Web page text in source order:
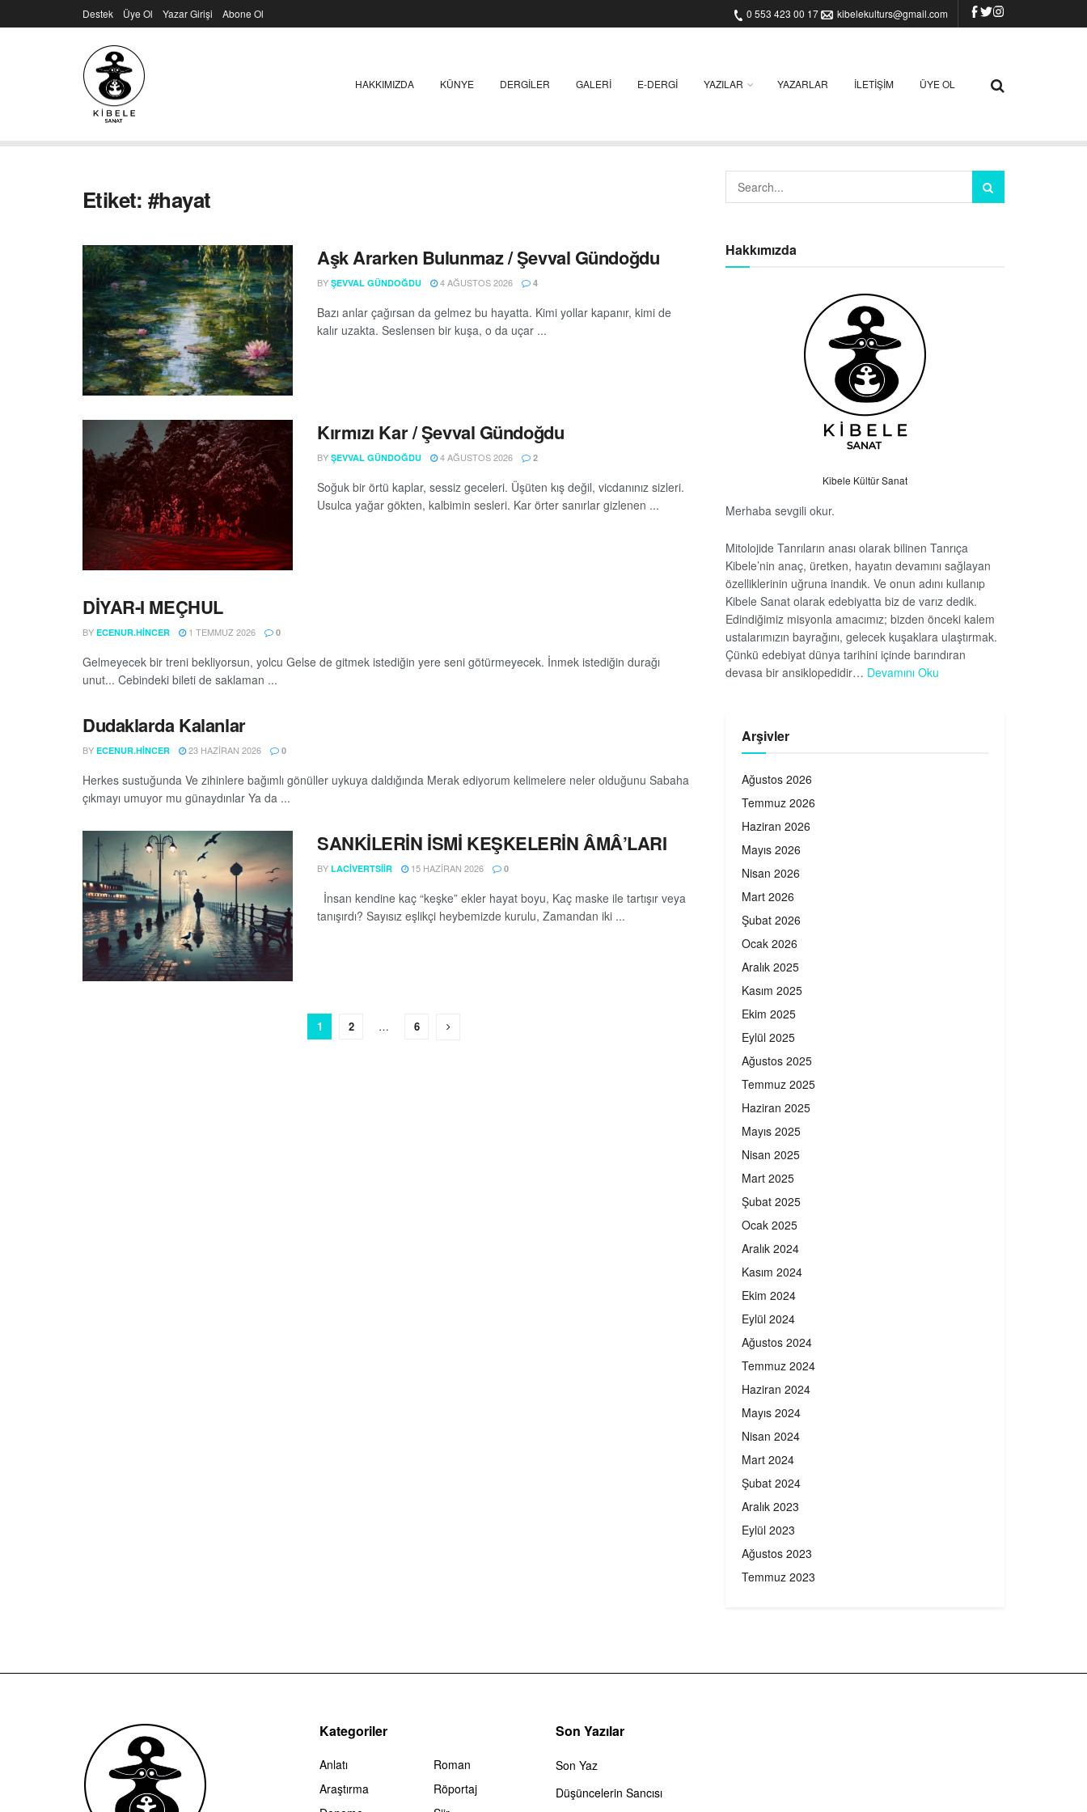
Destek Üye Ol Yazar Girişi Abone Ol 0 553 423 00 17 kibelekulturs@gmail.com
HAKKIMIZDA KÜNYE DERGILER GALERI E-DERGI YAZILAR YAZARLAR İLETIŞIM ÜYE OL
Etiket: #hayat
Aşk Ararken Bulunmaz / Şevval Gündoğdu
BY ŞEVVAL GÜNDOĞDU 4 AĞUSTOS 2026 4
Bazı anlar çağırsan da gelmez bu hayatta. Kimi yollar kapanır, kimi de
kalır uzakta. Seslensen bir kuşa, o da uçar ...
Kırmızı Kar / Şevval Gündoğdu
BY ŞEVVAL GÜNDOĞDU 4 AĞUSTOS 2026 2
Soğuk bir örtü kaplar, sessiz geceleri. Üşüten kış değil, vicdanınız sizleri.
Usulca yağar gökten, kalbimin sesleri. Kar örter sanırlar gizlenen ...
DİYAR-I MEÇHUL
BY ECENUR.HINCER 1 TEMMUZ 2026 0
Gelmeyecek bir treni bekliyorsun, yolcu Gelse de gitmek istediğin yere seni götürmeyecek. İnmek istediğin durağı
unut... Cebindeki bileti de saklaman ...
Dudaklarda Kalanlar
BY ECENUR.HINCER 23 HAZIRAN 2026 0
Herkes sustuğunda Ve zihinlere bağımlı gönüller uykuya daldığında Merak ediyorum kelimelere neler olduğunu Sabaha
çıkmayı umuyor mu günaydınlar Ya da ...
SANKİLERİN İSMİ KEŞKELERİN ÂMÂ’LARI
BY LACIVERTSIIR 15 HAZIRAN 2026 0
İnsan kendine kaç “keşke” ekler hayat boyu, Kaç maske ile tartışır veya
tanışırdı? Sayısız eşlikçi heybemizde kurulu, Zamandan iki ...
1 2 … 6
Hakkımızda
Kibele Kültür Sanat
Merhaba sevgili okur.
Mitolojide Tanrıların anası olarak bilinen Tanrıça
Kibele’nin anaç, üretken, hayatın devamını sağlayan
özelliklerinin uğruna inandık. Ve onun adını kullanıp
Kibele Sanat olarak edebiyatta biz de varız dedik.
Edindiğimiz misyonla amacımız; bizden önceki kalem
ustalarımızın bayrağını, gelecek kuşaklara ulaştırmak.
Çünkü edebiyat dünya tarihini içinde barındıran
devasa bir ansiklopedidir… Devamını Oku
Arşivler
Ağustos 2026
Temmuz 2026
Haziran 2026
Mayıs 2026
Nisan 2026
Mart 2026
Şubat 2026
Ocak 2026
Aralık 2025
Kasım 2025
Ekim 2025
Eylül 2025
Ağustos 2025
Temmuz 2025
Haziran 2025
Mayıs 2025
Nisan 2025
Mart 2025
Şubat 2025
Ocak 2025
Aralık 2024
Kasım 2024
Ekim 2024
Eylül 2024
Ağustos 2024
Temmuz 2024
Haziran 2024
Mayıs 2024
Nisan 2024
Mart 2024
Şubat 2024
Aralık 2023
Eylül 2023
Ağustos 2023
Temmuz 2023
Kategoriler
Anlatı
Araştırma
Roman
Röportaj
Son Yazılar
Son Yaz
Düşüncelerin Sancısı